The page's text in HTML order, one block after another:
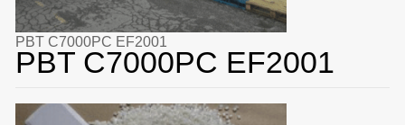
PBT C7000PC EF2001
PBT C7000PC EF2001